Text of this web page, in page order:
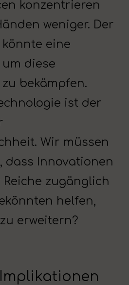
konzentrieren
weniger. Der
könnte eine
um diese
bekämpfen.
ist der
Wir müssen
dass Innovationen
zugänglich
helfen,
erweitern?